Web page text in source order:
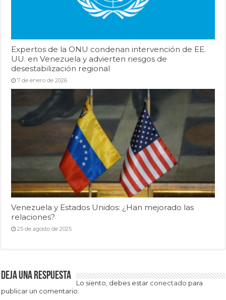
Expertos de la ONU condenan intervención de EE.
UU. en Venezuela y advierten riesgos de
desestabilización regional
7 de enero de 2026
Venezuela y Estados Unidos: ¿Han mejorado las
relaciones?
25 de agosto de 2025
Deja una respuesta
Lo siento, debes estar conectado para
publicar un comentario.